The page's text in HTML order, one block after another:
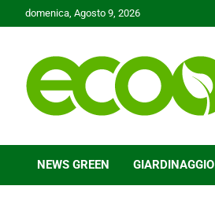
to
domenica, Agosto 9, 2026
Ecoo.it
NEWS GREEN GIARDINAGGIO